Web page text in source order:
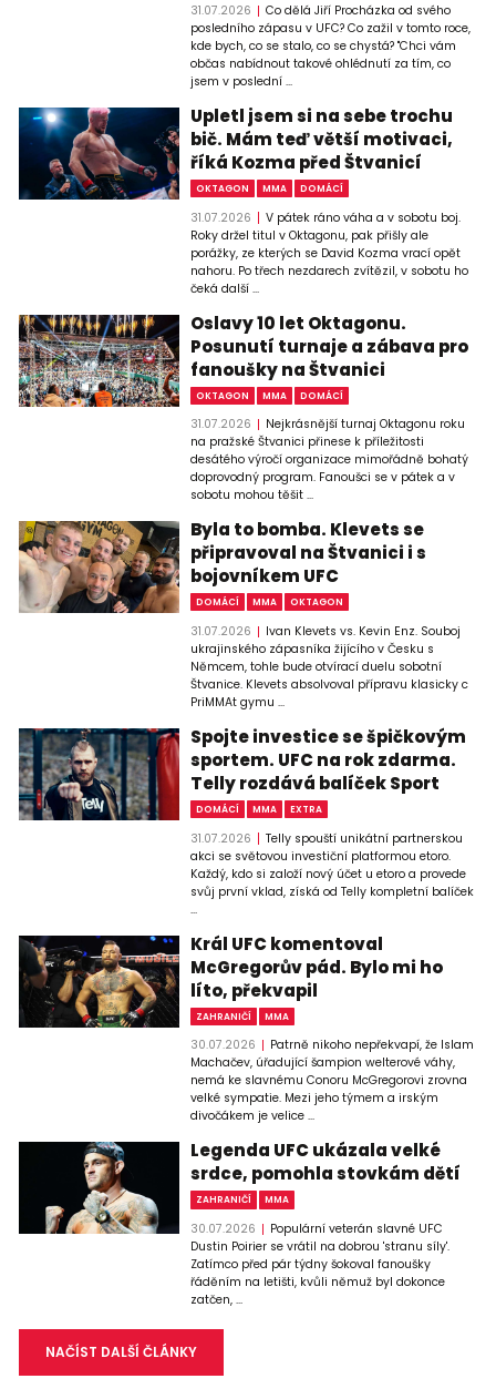
31.07.2026
Co dělá Jiří Procházka od svého
posledního zápasu v UFC? Co zažil v tomto roce,
kde bych, co se stalo, co se chystá? "Chci vám
občas nabídnout takové ohlédnutí za tím, co
jsem v poslední ...
Upletl jsem si na sebe trochu
bič. Mám teď větší motivaci,
říká Kozma před Štvanicí
OKTAGON MMA DOMÁCÍ
31.07.2026
V pátek ráno váha a v sobotu boj.
Roky držel titul v Oktagonu, pak přišly ale
porážky, ze kterých se David Kozma vrací opět
nahoru. Po třech nezdarech zvítězil, v sobotu ho
čeká další ...
Oslavy 10 let Oktagonu.
Posunutí turnaje a zábava pro
fanoušky na Štvanici
OKTAGON MMA DOMÁCÍ
31.07.2026
Nejkrásnější turnaj Oktagonu roku
na pražské Štvanici přinese k příležitosti
desátého výročí organizace mimořádně bohatý
doprovodný program. Fanoušci se v pátek a v
sobotu mohou těšit ...
Byla to bomba. Klevets se
připravoval na Štvanici i s
bojovníkem UFC
DOMÁCÍ MMA OKTAGON
31.07.2026
Ivan Klevets vs. Kevin Enz. Souboj
ukrajinského zápasníka žijícího v Česku s
Němcem, tohle bude otvírací duelu sobotní
Štvanice. Klevets absolvoval přípravu klasicky c
PriMMAt gymu ...
Spojte investice se špičkovým
sportem. UFC na rok zdarma.
Telly rozdává balíček Sport
DOMÁCÍ MMA EXTRA
31.07.2026
Telly spouští unikátní partnerskou
akci se světovou investiční platformou etoro.
Každý, kdo si založí nový účet u etoro a provede
svůj první vklad, získá od Telly kompletní balíček
...
Král UFC komentoval
McGregorův pád. Bylo mi ho
líto, překvapil
ZAHRANIČÍ MMA
30.07.2026
Patrně nikoho nepřekvapí, že Islam
Machačev, úřadující šampion welterové váhy,
nemá ke slavnému Conoru McGregorovi zrovna
velké sympatie. Mezi jeho týmem a irským
divočákem je velice ...
Legenda UFC ukázala velké
srdce, pomohla stovkám dětí
ZAHRANIČÍ MMA
30.07.2026
Populární veterán slavné UFC
Dustin Poirier se vrátil na dobrou 'stranu síly'.
Zatímco před pár týdny šokoval fanoušky
řáděním na letišti, kvůli němuž byl dokonce
zatčen, ...
NAČÍST DALŠÍ ČLÁNKY